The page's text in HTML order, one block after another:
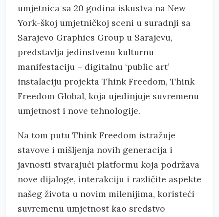
umjetnica sa 20 godina iskustva na New
York-škoj umjetničkoj sceni u suradnji sa
Sarajevo Graphics Group u Sarajevu,
predstavlja jedinstvenu kulturnu
manifestaciju – digitalnu ‘public art’
instalaciju projekta Think Freedom, Think
Freedom Global, koja ujedinjuje suvremenu
umjetnost i nove tehnologije.
Na tom putu Think Freedom istražuje
stavove i mišljenja novih generacija i
javnosti stvarajući platformu koja podržava
nove dijaloge, interakciju i različite aspekte
našeg života u novim milenijima, koristeći
suvremenu umjetnost kao sredstvo